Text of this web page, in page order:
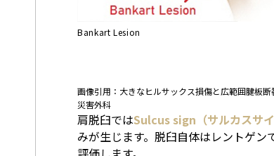
Bankart Lesion
画像引用：大きなヒルサックス損傷と広範囲腱板
災害外科
肩脱臼ではSulcus sign（サルカスサイ
みが生じます。脱臼自体はレントゲ